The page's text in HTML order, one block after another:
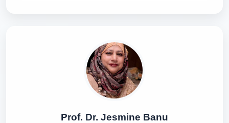
Prof. Dr. Jesmine Banu